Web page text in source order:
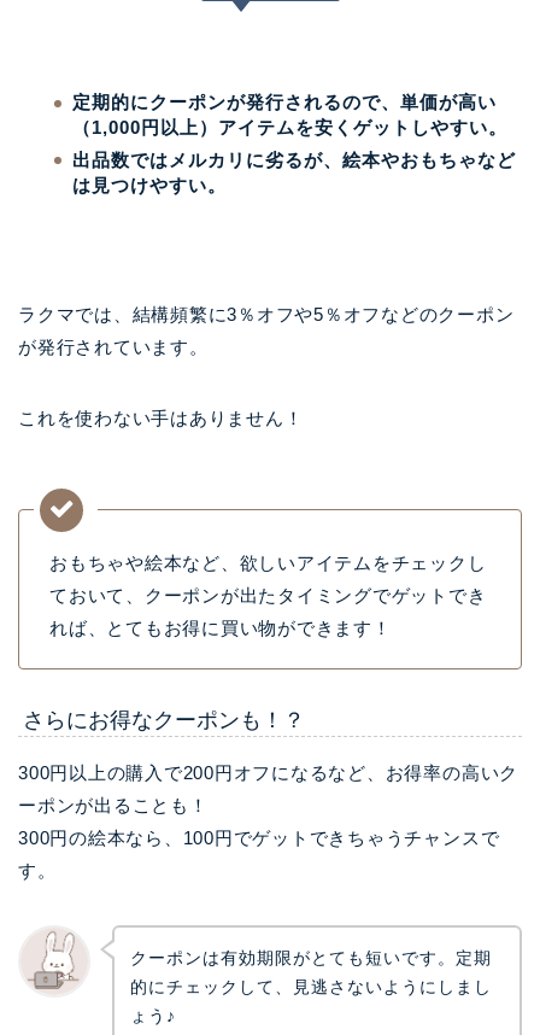
定期的にクーポンが発行されるので、単価が高い
（1,000円以上）アイテムを安くゲットしやすい。
出品数ではメルカリに劣るが、絵本やおもちゃなど
は見つけやすい。
ラクマでは、結構頻繁に3％オフや5％オフなどのクーポン
が発行されています。
これを使わない手はありません！
おもちゃや絵本など、欲しいアイテムをチェックし
ておいて、クーポンが出たタイミングでゲットでき
れば、とてもお得に買い物ができます！
さらにお得なクーポンも！？
300円以上の購入で200円オフになるなど、お得率の高いク
ーポンが出ることも！
300円の絵本なら、100円でゲットできちゃうチャンスで
す。
クーポンは有効期限がとても短いです。定期
的にチェックして、見逃さないようにしまし
ょう♪